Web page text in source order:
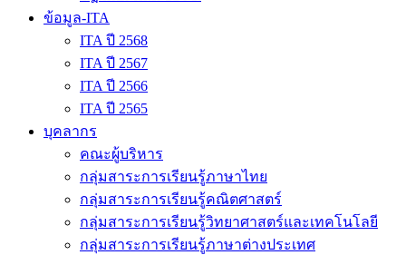
ข้อมูล-ITA
ITA ปี 2568
ITA ปี 2567
ITA ปี 2566
ITA ปี 2565
บุคลากร
คณะผู้บริหาร
กลุ่มสาระการเรียนรู้ภาษาไทย
กลุ่มสาระการเรียนรู้คณิตศาสตร์
กลุ่มสาระการเรียนรู้วิทยาศาสตร์และเทคโนโลยี
กลุ่มสาระการเรียนรู้ภาษาต่างประเทศ